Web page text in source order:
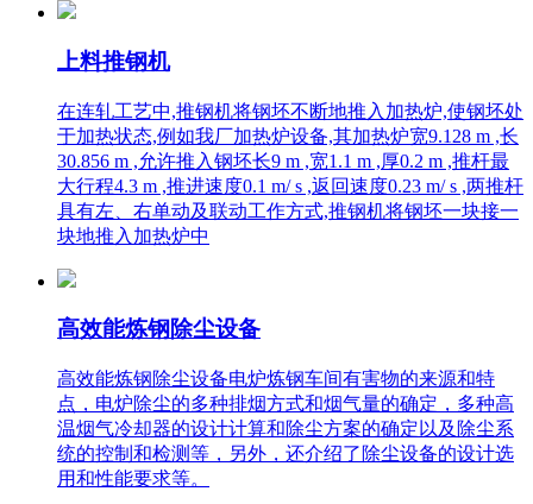
上料推钢机
在连轧工艺中,推钢机将钢坯不断地推入加热炉,使钢坯处
于加热状态,例如我厂加热炉设备,其加热炉宽9.128 m ,长
30.856 m ,允许推入钢坯长9 m ,宽1.1 m ,厚0.2 m ,推杆最
大行程4.3 m ,推进速度0.1 m/ s ,返回速度0.23 m/ s ,两推杆
具有左、右单动及联动工作方式,推钢机将钢坯一块接一
块地推入加热炉中
高效能炼钢除尘设备
高效能炼钢除尘设备电炉炼钢车间有害物的来源和特
点，电炉除尘的多种排烟方式和烟气量的确定，多种高
温烟气冷却器的设计计算和除尘方案的确定以及除尘系
统的控制和检测等，另外，还介绍了除尘设备的设计选
用和性能要求等。